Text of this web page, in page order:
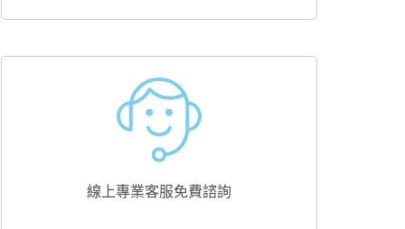
線上專業客服免費諮詢